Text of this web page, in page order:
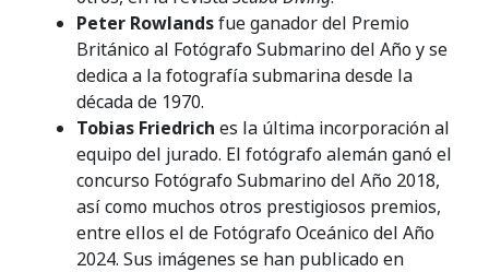
Peter Rowlandsfue ganador del Premio
Británico al Fotógrafo Submarino del Año y se
dedica a la fotografía submarina desde la
década de 1970.
Tobias Friedrich es la última incorporación al
equipo del jurado. El fotógrafo alemán ganó el
concurso Fotógrafo Submarino del Año 2018,
así como muchos otros prestigiosos premios,
entre ellos el de Fotógrafo Oceánico del Año
2024. Sus imágenes se han publicado en